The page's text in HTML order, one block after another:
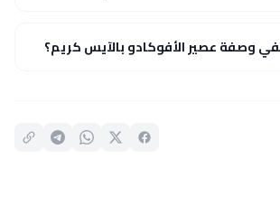
وصفة عصير الأفوكادو بالآيس كريم؟